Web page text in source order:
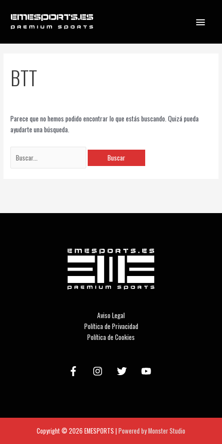
contenido
Menú
BTT
Parece que no hemos podido encontrar lo que estás buscando. Quizá pueda
ayudarte una búsqueda.
por:
Aviso Legal
Política de Privacidad
Política de Cookies
Copyright © 2026 EMESPORTS | Powered by Monster Studio